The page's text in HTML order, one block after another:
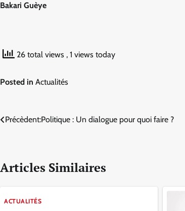
Bakari Guèye
26 total views , 1 views today
Posted in Actualités
Navigation
l’article
Précèdent:Politique : Un dialogue pour quoi faire ?
Articles Similaires
ACTUALITÉS